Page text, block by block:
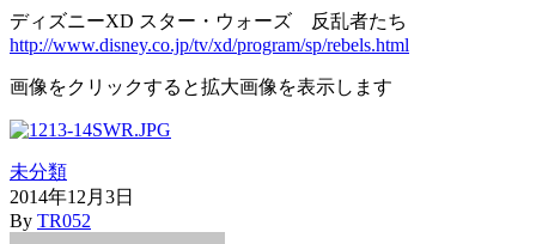
ディズニーXD スター・ウォーズ 反乱者たち
http://www.disney.co.jp/tv/xd/program/sp/rebels.html
画像をクリックすると拡大画像を表示します
未分類
2014年12月3日
By TR052